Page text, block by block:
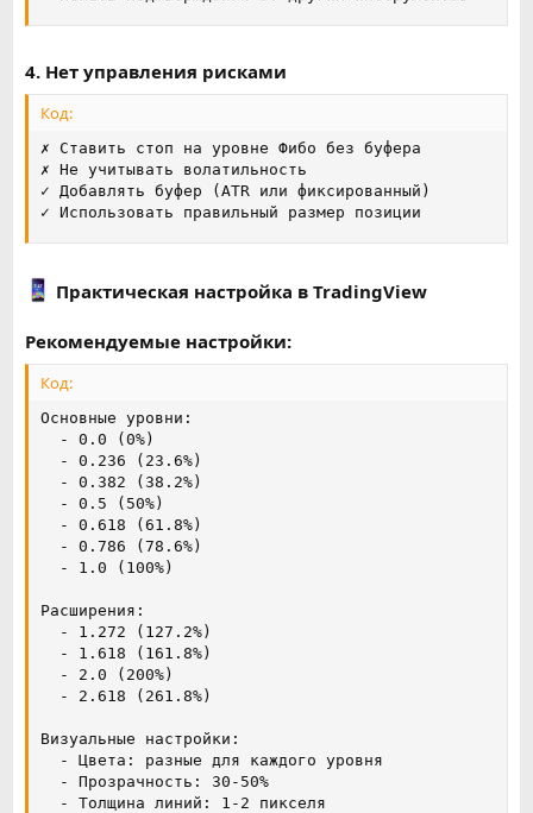
4. Нет управления рисками
Код:
✗ Ставить стоп на уровне Фибо без буфера
✗ Не учитывать волатильность
✓ Добавлять буфер (ATR или фиксированный)
✓ Использовать правильный размер позиции
Практическая настройка в TradingView
Рекомендуемые настройки:
Код:
Основные уровни:
  - 0.0 (0%)
  - 0.236 (23.6%)
  - 0.382 (38.2%)
  - 0.5 (50%)
  - 0.618 (61.8%)
  - 0.786 (78.6%)
  - 1.0 (100%)
Расширения:
  - 1.272 (127.2%)
  - 1.618 (161.8%)
  - 2.0 (200%)
  - 2.618 (261.8%)
Визуальные настройки:
  - Цвета: разные для каждого уровня
  - Прозрачность: 30-50%
  - Толщина линий: 1-2 пикселя